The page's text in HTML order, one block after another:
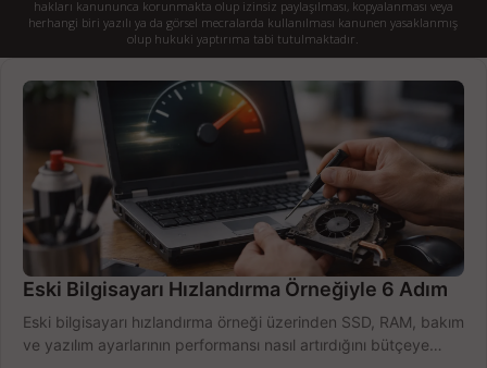
hakları kanununca korunmakta olup izinsiz paylaşılması, kopyalanması veya
herhangi biri yazılı ya da görsel mecralarda kullanılması kanunen yasaklanmış
olup hukuki yaptırıma tabi tutulmaktadır.
Eski Bilgisayarı Hızlandırma Örneğiyle 6 Adım
Eski bilgisayarı hızlandırma örneği üzerinden SSD, RAM, bakım
ve yazılım ayarlarının performansı nasıl artırdığını bütçeye